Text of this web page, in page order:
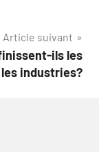
Article suivant
ils les
industries?